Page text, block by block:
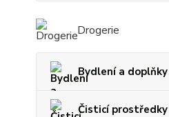
Drogerie
Bydlení a doplňky
Čisticí prostředky